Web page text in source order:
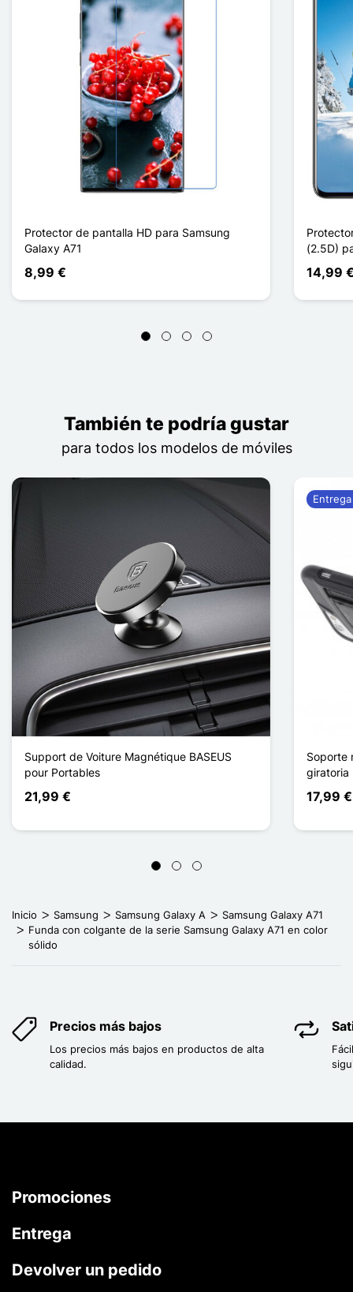
Protector de pantalla HD para Samsung
Galaxy A71
8,99 €
(2.5D)
14,99
También te podría gustar
para todos los modelos de móviles
Support de Voiture Magnétique BASEUS
pour Portables
21,99 €
Soporte
giratoria
17,99 €
Inicio Samsung Samsung Galaxy A
Samsung Galaxy A71
Funda con colgante de la serie Samsung Galaxy A71 en color
sólido
Precios más bajos
Los precios más bajos en productos de alta
calidad.
Promociones
Entrega
Devolver un pedido